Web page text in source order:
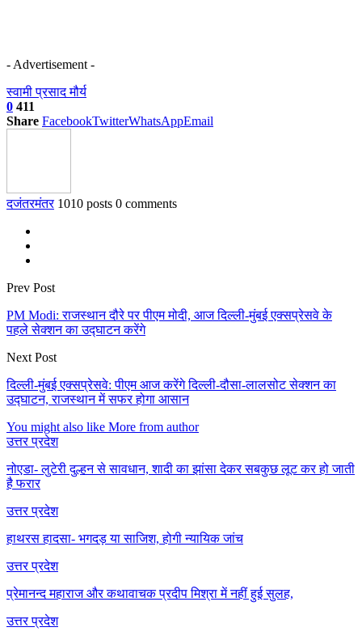
- Advertisement -
स्वामी प्रसाद मौर्य
0 411
Share FacebookTwitterWhatsAppEmail
दजंतरमंतर 1010 posts 0 comments
Prev Post
PM Modi: राजस्थान दौरे पर पीएम मोदी, आज दिल्ली-मुंबई एक्सप्रेसवे के
पहले सेक्शन का उद्घाटन करेंगे
Next Post
दिल्ली-मुंबई एक्सप्रेसवे: पीएम आज करेंगे दिल्ली-दौसा-लालसोट सेक्शन का
उद्घाटन, राजस्थान में सफर होगा आसान
You might also like More from author
उत्तर प्रदेश
नोएडा- लुटेरी दुल्हन से सावधान, शादी का झांसा देकर सबकुछ लूट कर हो जाती
है फरार
उत्तर प्रदेश
हाथरस हादसा- भगदड़ या साजिश, होगी न्यायिक जांच
उत्तर प्रदेश
प्रेमानन्द महाराज और कथावाचक प्रदीप मिश्रा में नहीं हुई सुलह,
उत्तर प्रदेश